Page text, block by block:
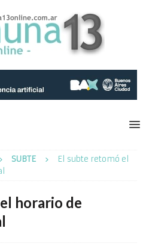
SUBTE
El subte retomó el
horario de